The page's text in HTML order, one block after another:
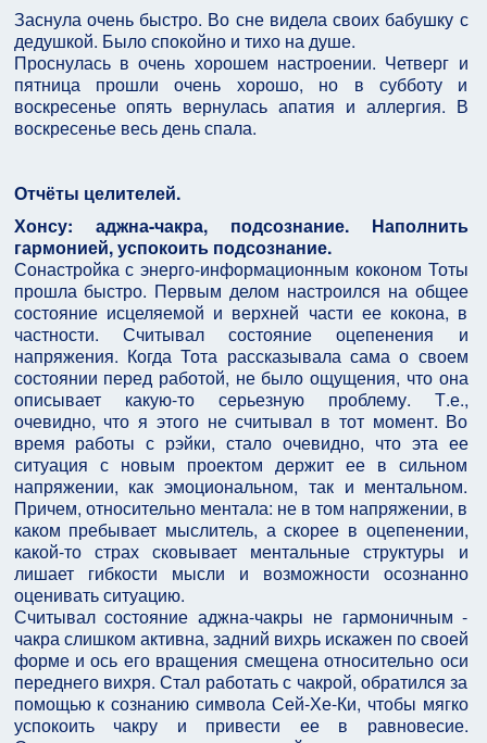
Заснула очень быстро. Во сне видела своих бабушку с
дедушкой. Было спокойно и тихо на душе.
Проснулась в очень хорошем настроении. Четверг и
пятница прошли очень хорошо, но в субботу и
воскресенье опять вернулась апатия и аллергия. В
воскресенье весь день спала.
Отчёты целителей.
Хонсу: аджна-чакра, подсознание. Наполнить
гармонией, успокоить подсознание.
Сонастройка с энерго-информационным коконом Тоты
прошла быстро. Первым делом настроился на общее
состояние исцеляемой и верхней части ее кокона, в
частности. Считывал состояние оцепенения и
напряжения. Когда Тота рассказывала сама о своем
состоянии перед работой, не было ощущения, что она
описывает какую-то серьезную проблему. Т.е.,
очевидно, что я этого не считывал в тот момент. Во
время работы с рэйки, стало очевидно, что эта ее
ситуация с новым проектом держит ее в сильном
напряжении, как эмоциональном, так и ментальном.
Причем, относительно ментала: не в том напряжении, в
каком пребывает мыслитель, а скорее в оцепенении,
какой-то страх сковывает ментальные структуры и
лишает гибкости мысли и возможности осознанно
оценивать ситуацию.
Считывал состояние аджна-чакры не гармоничным -
чакра слишком активна, задний вихрь искажен по своей
форме и ось его вращения смещена относительно оси
переднего вихря. Стал работать с чакрой, обратился за
помощью к сознанию символа Сей-Хе-Ки, чтобы мягко
успокоить чакру и привести ее в равновесие.